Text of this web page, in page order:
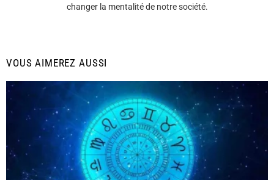
changer la mentalité de notre société.
VOUS AIMEREZ AUSSI